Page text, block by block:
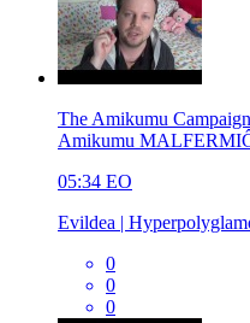
The Amikumu
Amikumu
05:34 EO
Evildea |
0
0
0